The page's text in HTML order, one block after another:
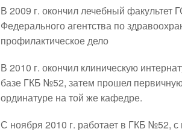
В 2009 г. окончил лечебный
Федерального агентства по
профилактическое дело
В 2010 г. окончил клиническую
базе ГКБ №52, затем прошел
ординатуре на той же кафедре.
С ноября 2010 г. работает в ГКБ №52,